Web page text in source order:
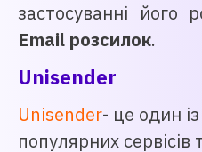
застосуванні його
Email розсилок.
Unisender
Unisender- це один
популярних